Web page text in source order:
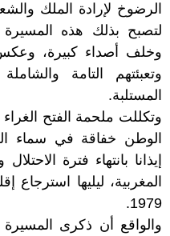
الرضوخ لإرادة الملك
لتصبح بذلك هذه المسيرة
وخلف أصداء كبيرة، وعكس
وتعبئتهم التامة
المستلبة.
وتكللت ملحمة الفتح الغراء
إيذانا بانتهاء فترة
1979.
والواقع أن ذكرى